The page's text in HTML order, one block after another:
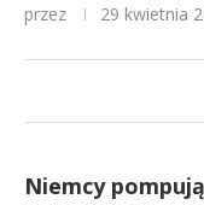
przez 29 kwietnia
Niemcy